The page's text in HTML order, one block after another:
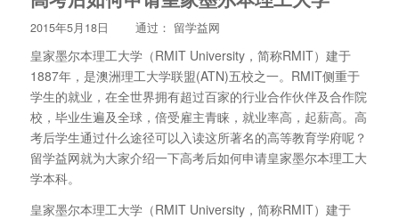
2015年5月18日 通过： 留学益网
皇家墨尔本理工大学（RMIT University，简称RMIT）建于
1887年，是澳洲理工大学联盟(ATN)五校之一。RMIT侧重于
学生的就业，在全世界拥有超过百家的行业合作伙伴及合作院
校，毕业生遍及全球，倍受雇主青睐，就业率高，起薪高。高
考后学生通过什么途径可以入读这所著名的高等教育学府呢？
留学益网就为大家介绍一下高考后如何申请皇家墨尔本理工大
学本科。
皇家墨尔本理工大学（RMIT University，简称RMIT）建于